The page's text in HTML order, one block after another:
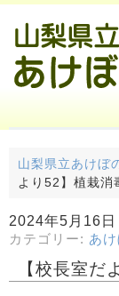
山梨県立あけぼ
より52】植栽消
2024年5月16日
カテゴリー: あ
【校長室だ